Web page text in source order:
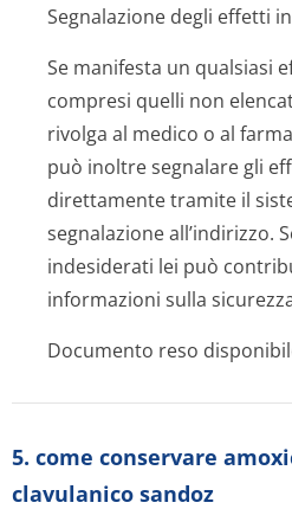
Segnalazione degli effetti
Se manifesta un qualsiasi
compresi quelli non
rivolga al medico o al
può inoltre segnalare gli
direttamente tramite il
segnalazione all’indirizzo.
indesiderati lei può
informazioni sulla
Documento reso
5. come conservare
clavulanico sandoz